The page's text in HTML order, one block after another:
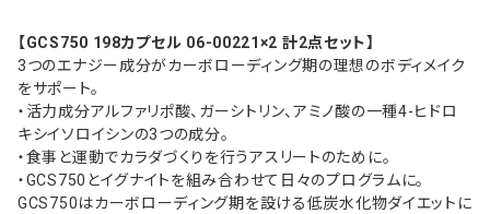
【GCS750 198カプセル 06-00221×2 計2点セット】
3つのエナジー成分がカーボローディング期の理想のボディメイク
をサポート。
・活力成分アルファリポ酸、ガーシトリン、アミノ酸の一種4-ヒドロ
キシイソロイシンの3つの成分。
・食事と運動でカラダづくりを行うアスリートのために。
・GCS750とイグナイトを組み合わせて日々のプログラムに。
GCS750はカーボローディング期を設ける低炭水化物ダイエットに